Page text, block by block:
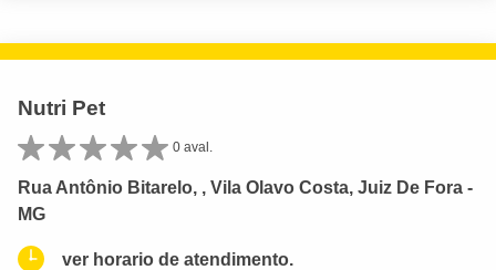
Nutri Pet
0 aval.
Rua Antônio Bitarelo, , Vila Olavo Costa, Juiz De Fora -
MG
ver horario de atendimento.